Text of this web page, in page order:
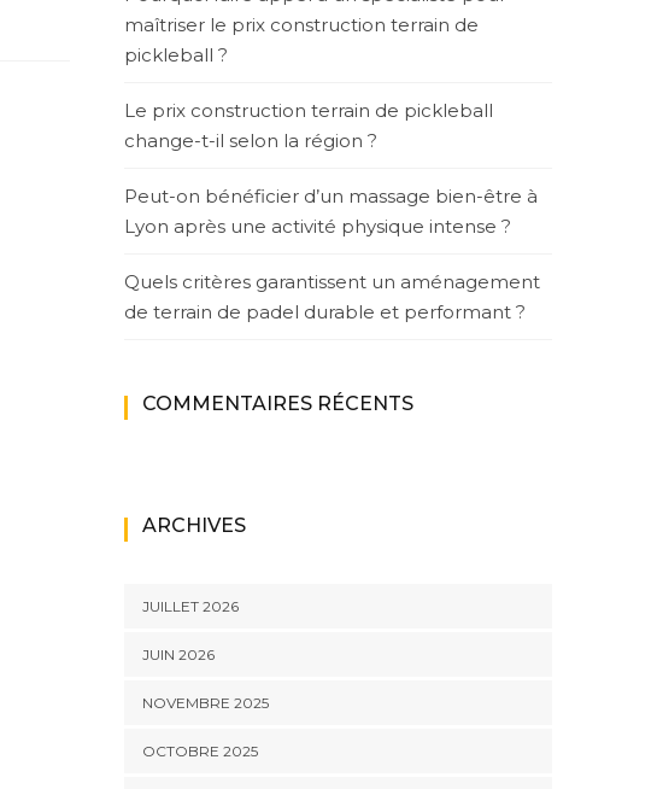
maîtriser le prix construction terrain de
pickleball ?
Le prix construction terrain de pickleball
change-t-il selon la région ?
Peut-on bénéficier d’un massage bien-être à
Lyon après une activité physique intense ?
Quels critères garantissent un aménagement
de terrain de padel durable et performant ?
COMMENTAIRES RÉCENTS
ARCHIVES
JUILLET 2026
JUIN 2026
NOVEMBRE 2025
OCTOBRE 2025